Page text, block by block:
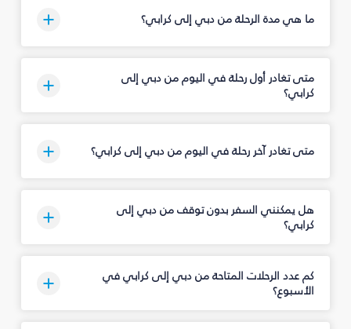
ما هي مدة الرحلة من دبي إلى كرابي؟
متى تغادر أول رحلة في اليوم من دبي إلى
كرابي؟
متى تغادر آخر رحلة في اليوم من دبي إلى كرابي؟
هل يمكنني السفر بدون توقف من دبي إلى
كرابي؟
كم عدد الرحلات المتاحة من دبي إلى كرابي في
الأسبوع؟